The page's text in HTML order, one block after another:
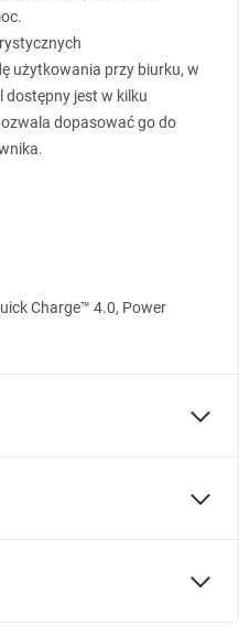
użytkowania przy biurku, w
dostępny jest w kilku
dopasować go do
Charge™ 4.0, Power
100Polska